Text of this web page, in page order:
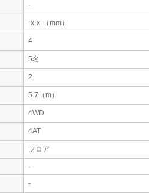
-
-x-x-（mm）
4
5名
2
5.7（m）
4WD
4AT
フロア
-
-